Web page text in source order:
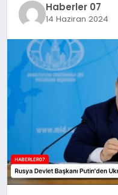
EĞITIM
MAGAZIN
DIĞER
Haberler 07
14 Haziran 2024